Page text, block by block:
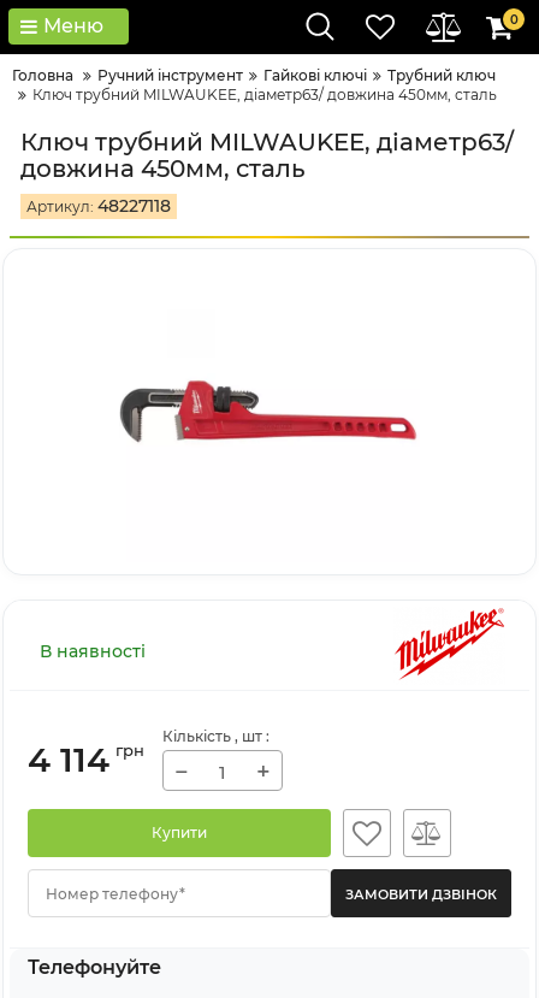
Меню 0
Головна Ручний інструмент Гайкові ключі
Трубний ключ
Ключ трубний MILWAUKEE, діаметр63/ довжина 450мм, сталь
Ключ трубний MILWAUKEE, діаметр63/
довжина 450мм, сталь
Артикул: 48227118
В наявності
4 114 грн
Кількість , шт :
− +
Купити
Номер телефону*
Телефонуйте